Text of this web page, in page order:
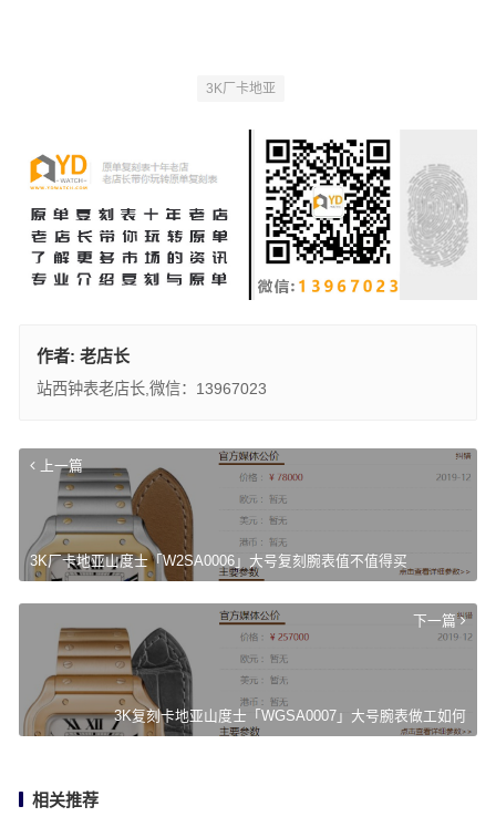
3K厂卡地亚
作者: 老店长
站西钟表老店长,微信：13967023
上一篇
3K厂卡地亚山度士「W2SA0006」大号复刻腕表值不值得买
下一篇
3K复刻卡地亚山度士「WGSA0007」大号腕表做工如何
相关推荐